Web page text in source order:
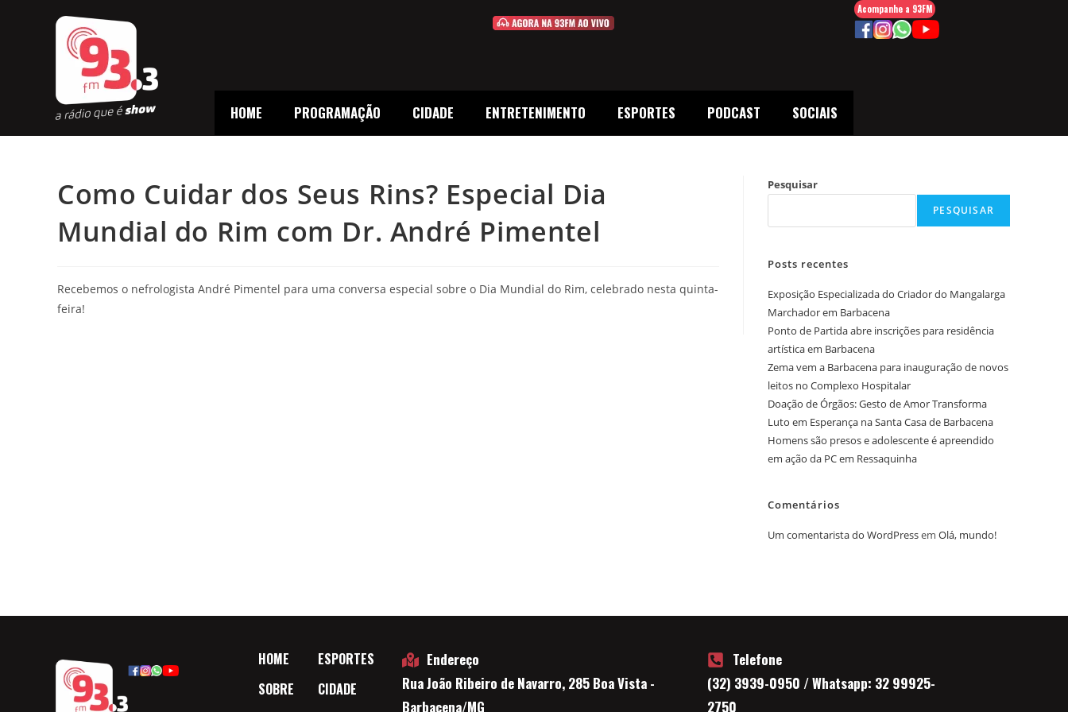
HOME PROGRAMAÇÃO CIDADE ENTRETENIMENTO ESPORTES PODCAST SOCIAIS
Acompanhe a 93FM
Como Cuidar dos Seus Rins? Especial Dia
Mundial do Rim com Dr. André Pimentel
Recebemos o nefrologista André Pimentel para uma conversa especial sobre o Dia Mundial do Rim, celebrado nesta quinta-
feira!
Pesquisar
PESQUISAR
Posts recentes
Exposição Especializada do Criador do Mangalarga
Marchador em Barbacena
Ponto de Partida abre inscrições para residência
artística em Barbacena
Zema vem a Barbacena para inauguração de novos
leitos no Complexo Hospitalar
Doação de Órgãos: Gesto de Amor Transforma
Luto em Esperança na Santa Casa de Barbacena
Homens são presos e adolescente é apreendido
em ação da PC em Ressaquinha
Comentários
Um comentarista do WordPressem Olá, mundo!
HOME
SOBRE
ESPORTES
CIDADE
Endereço
Rua João Ribeiro de Navarro, 285 Boa Vista -
Barbacena/MG
Telefone
(32) 3939-0950 / Whatsapp: 32 99925-
2750